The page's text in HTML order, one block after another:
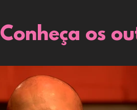
Conheça os